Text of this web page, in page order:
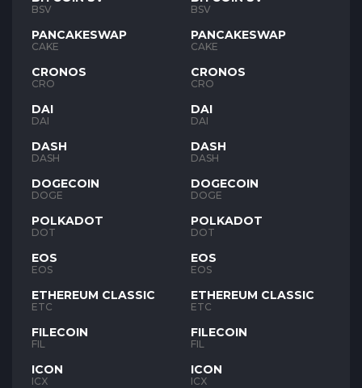
BSV
PANCAKESWAP
CAKE
CRONOS
CRO
DAI
DAI
DASH
DASH
DOGECOIN
DOGE
POLKADOT
DOT
EOS
EOS
ETHEREUM CLASSIC
ETC
FILECOIN
FIL
ICON
ICX
BSV
PANCAKESWAP
CAKE
CRONOS
CRO
DAI
DAI
DASH
DASH
DOGECOIN
DOGE
POLKADOT
DOT
EOS
EOS
ETHEREUM CLASSIC
ETC
FILECOIN
FIL
ICON
ICX